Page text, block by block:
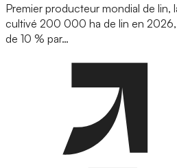
Premier producteur mondial de lin,
cultivé 200 000 ha de lin en
de 10 % par…